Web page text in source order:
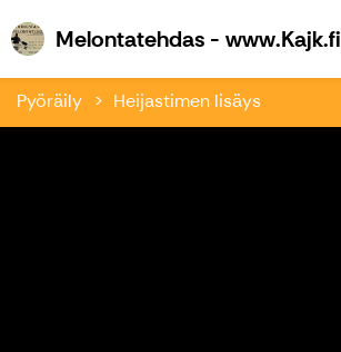
Melontatehdas - www.Kajk.fi
Pyöräily Heijastimen lisäys